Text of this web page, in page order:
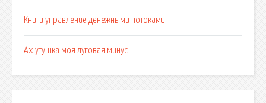
Книги управление денежными потоками
Ах утушка моя луговая минус